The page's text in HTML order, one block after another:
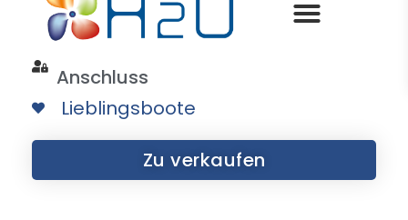
Anschluss
Lieblingsboote
Zu verkaufen